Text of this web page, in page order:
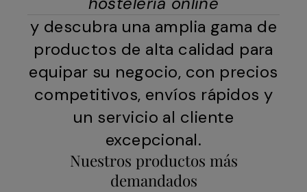
y descubra una amplia gama de
productos de alta calidad para
equipar su negocio, con precios
competitivos, envíos rápidos y
un servicio al cliente
excepcional.
Nuestros productos más
demandados